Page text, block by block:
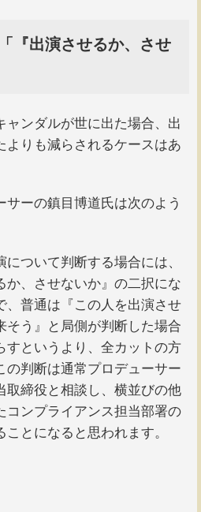
『出演させるか、させ
ンダルが世に出た場合、出
よりも減らされるケースはあ
サーの鎮目博道氏は次のよう
について判断する場合には、
か、させないか』の二択にな
、普通は『この人を出演させ
そう』と局側が判断した場合
すというより、全カットの方
の判断は通常プロデューサー
取締役と相談し、横並びの他
コンプライアンス担当部署の
とになると思われます。